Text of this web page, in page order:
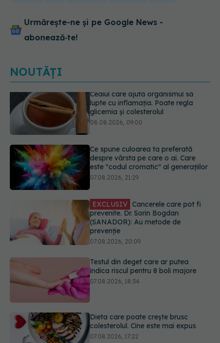
Urmărește-ne și pe Google News -
abonează‑te!
NOUTĂȚI
Ce spune culoarea ta preferată
despre vârsta pe care o ai. Care
este "codul cromatic" al generațiilor
EXCLUSIV Cancerele care pot fi
prevenite. Dr. Sorin Bogdan
(SANADOR): Au metode de
07.08.2026, 20:09
Testul din deget care ar putea
indica riscul pentru 8 boli majore
07.08.2026, 18:34
Dieta care poate crește brusc
colesterolul. Cine este mai expus
Ceaiul care ajută organismul să
lupte cu inflamația. Poate regla